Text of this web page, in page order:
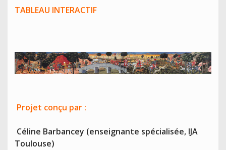
TABLEAU INTERACTIF
Projet conçu par :
Céline Barbancey (enseignante spécialisée, IJA
Toulouse)